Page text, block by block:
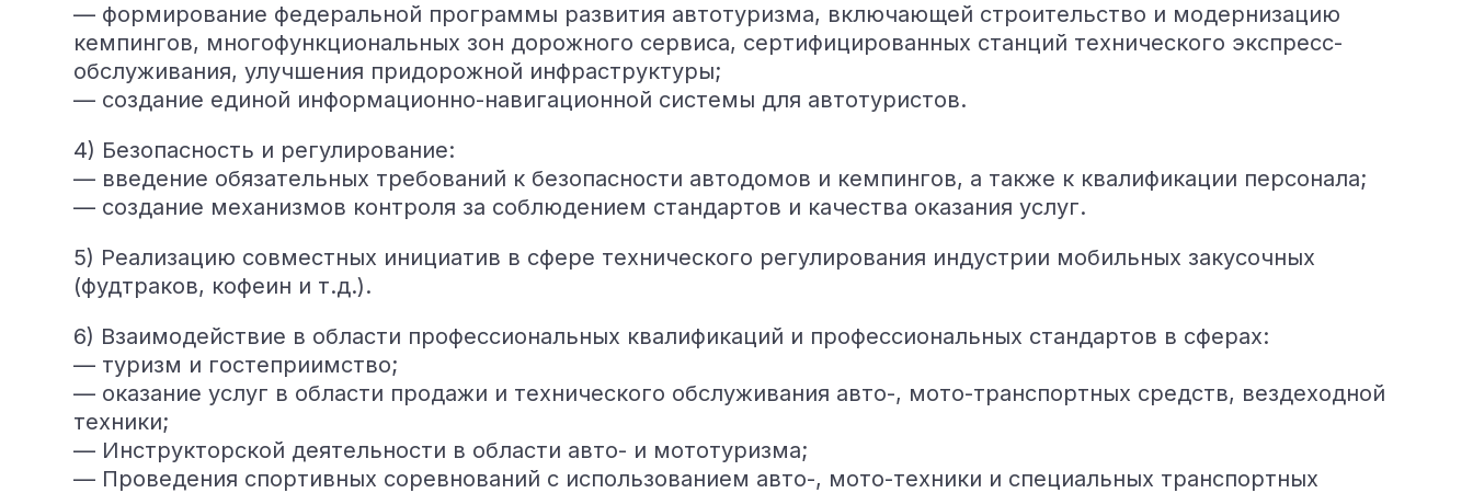
— формирование федеральной программы развития автотуризма, включающей строительство и модернизацию
кемпингов, многофункциональных зон дорожного сервиса, сертифицированных станций технического экспресс-
обслуживания, улучшения придорожной инфраструктуры;
— создание единой информационно-навигационной системы для автотуристов.
4) Безопасность и регулирование:
— введение обязательных требований к безопасности автодомов и кемпингов, а также к квалификации персонала;
— создание механизмов контроля за соблюдением стандартов и качества оказания услуг.
5) Реализацию совместных инициатив в сфере технического регулирования индустрии мобильных закусочных
(фудтраков, кофеин и т.д.).
6) Взаимодействие в области профессиональных квалификаций и профессиональных стандартов в сферах:
— туризм и гостеприимство;
— оказание услуг в области продажи и технического обслуживания авто-, мото-транспортных средств, вездеходной
техники;
— Инструкторской деятельности в области авто- и мототуризма;
— Проведения спортивных соревнований с использованием авто-, мото-техники и специальных транспортных